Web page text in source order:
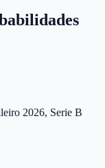
2026, Serie B